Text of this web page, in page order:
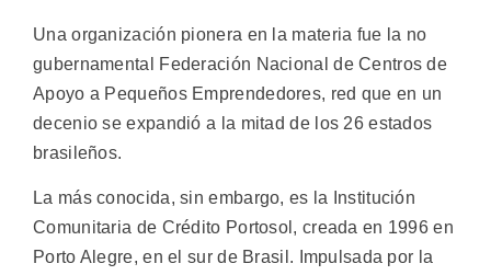
Una organización pionera en la materia fue la no
gubernamental Federación Nacional de Centros de
Apoyo a Pequeños Emprendedores, red que en un
decenio se expandió a la mitad de los 26 estados
brasileños.
La más conocida, sin embargo, es la Institución
Comunitaria de Crédito Portosol, creada en 1996 en
Porto Alegre, en el sur de Brasil. Impulsada por la